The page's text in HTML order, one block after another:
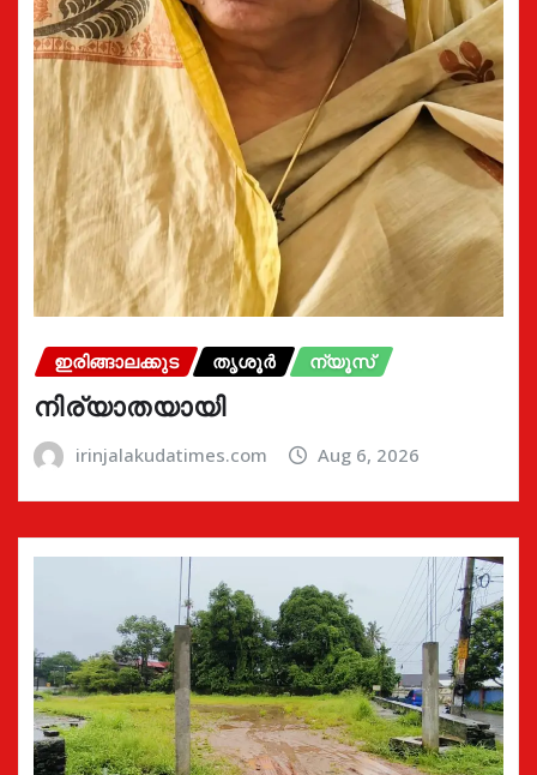
ഇരിങ്ങാലക്കുട തൃശൂർ ന്യൂസ്
നിര്യാതയായി
irinjalakudatimes.com Aug 6, 2026